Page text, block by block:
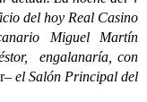
del hoy Real Casino
Miguel Martín
engalanaría, con
– el Salón Principal del